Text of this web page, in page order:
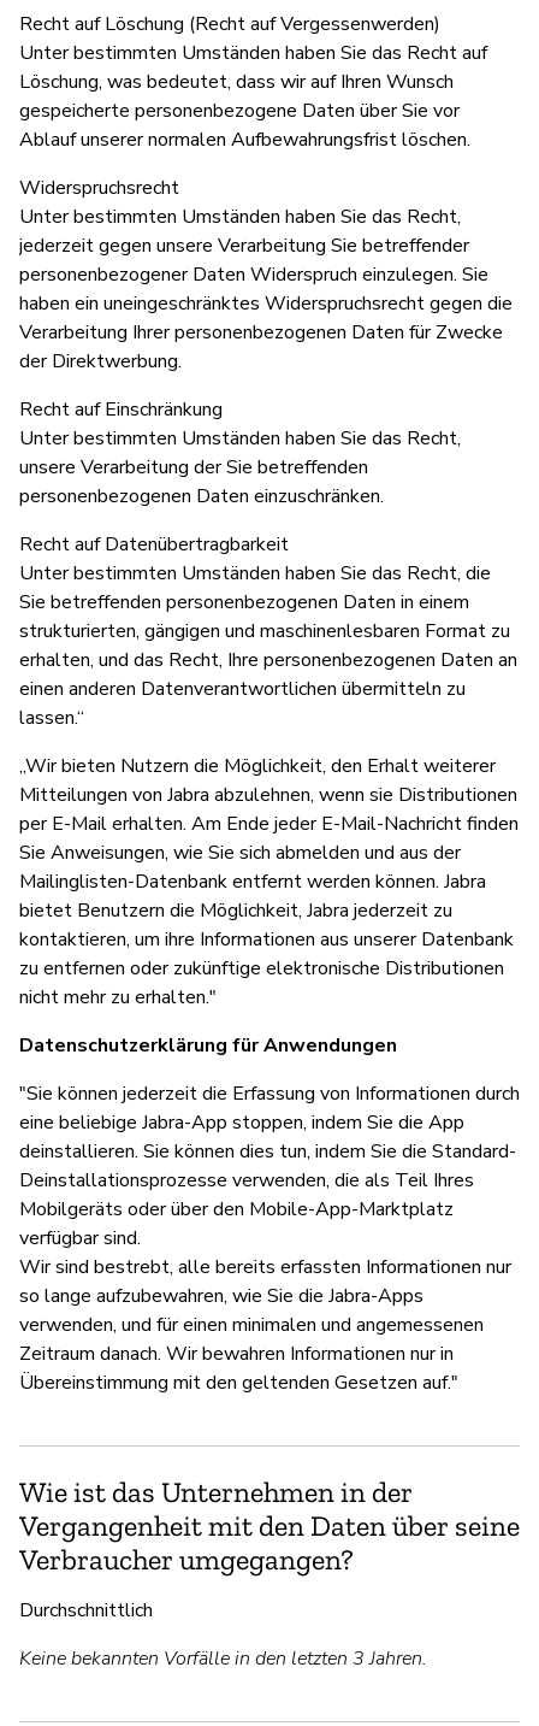
Recht auf Löschung (Recht auf Vergessenwerden)
Unter bestimmten Umständen haben Sie das Recht auf
Löschung, was bedeutet, dass wir auf Ihren Wunsch
gespeicherte personenbezogene Daten über Sie vor
Ablauf unserer normalen Aufbewahrungsfrist löschen.
Widerspruchsrecht
Unter bestimmten Umständen haben Sie das Recht,
jederzeit gegen unsere Verarbeitung Sie betreffender
personenbezogener Daten Widerspruch einzulegen. Sie
haben ein uneingeschränktes Widerspruchsrecht gegen die
Verarbeitung Ihrer personenbezogenen Daten für Zwecke
der Direktwerbung.
Recht auf Einschränkung
Unter bestimmten Umständen haben Sie das Recht,
unsere Verarbeitung der Sie betreffenden
personenbezogenen Daten einzuschränken.
Recht auf Datenübertragbarkeit
Unter bestimmten Umständen haben Sie das Recht, die
Sie betreffenden personenbezogenen Daten in einem
strukturierten, gängigen und maschinenlesbaren Format zu
erhalten, und das Recht, Ihre personenbezogenen Daten an
einen anderen Datenverantwortlichen übermitteln zu
lassen.“
„Wir bieten Nutzern die Möglichkeit, den Erhalt weiterer
Mitteilungen von Jabra abzulehnen, wenn sie Distributionen
per E-Mail erhalten. Am Ende jeder E-Mail-Nachricht finden
Sie Anweisungen, wie Sie sich abmelden und aus der
Mailinglisten-Datenbank entfernt werden können. Jabra
bietet Benutzern die Möglichkeit, Jabra jederzeit zu
kontaktieren, um ihre Informationen aus unserer Datenbank
zu entfernen oder zukünftige elektronische Distributionen
nicht mehr zu erhalten."
Datenschutzerklärung für Anwendungen
"Sie können jederzeit die Erfassung von Informationen durch
eine beliebige Jabra-App stoppen, indem Sie die App
deinstallieren. Sie können dies tun, indem Sie die Standard-
Deinstallationsprozesse verwenden, die als Teil Ihres
Mobilgeräts oder über den Mobile-App-Marktplatz
verfügbar sind.
Wir sind bestrebt, alle bereits erfassten Informationen nur
so lange aufzubewahren, wie Sie die Jabra-Apps
verwenden, und für einen minimalen und angemessenen
Zeitraum danach. Wir bewahren Informationen nur in
Übereinstimmung mit den geltenden Gesetzen auf."
Wie ist das Unternehmen in der
Vergangenheit mit den Daten über seine
Verbraucher umgegangen?
Durchschnittlich
Keine bekannten Vorfälle in den letzten 3 Jahren.